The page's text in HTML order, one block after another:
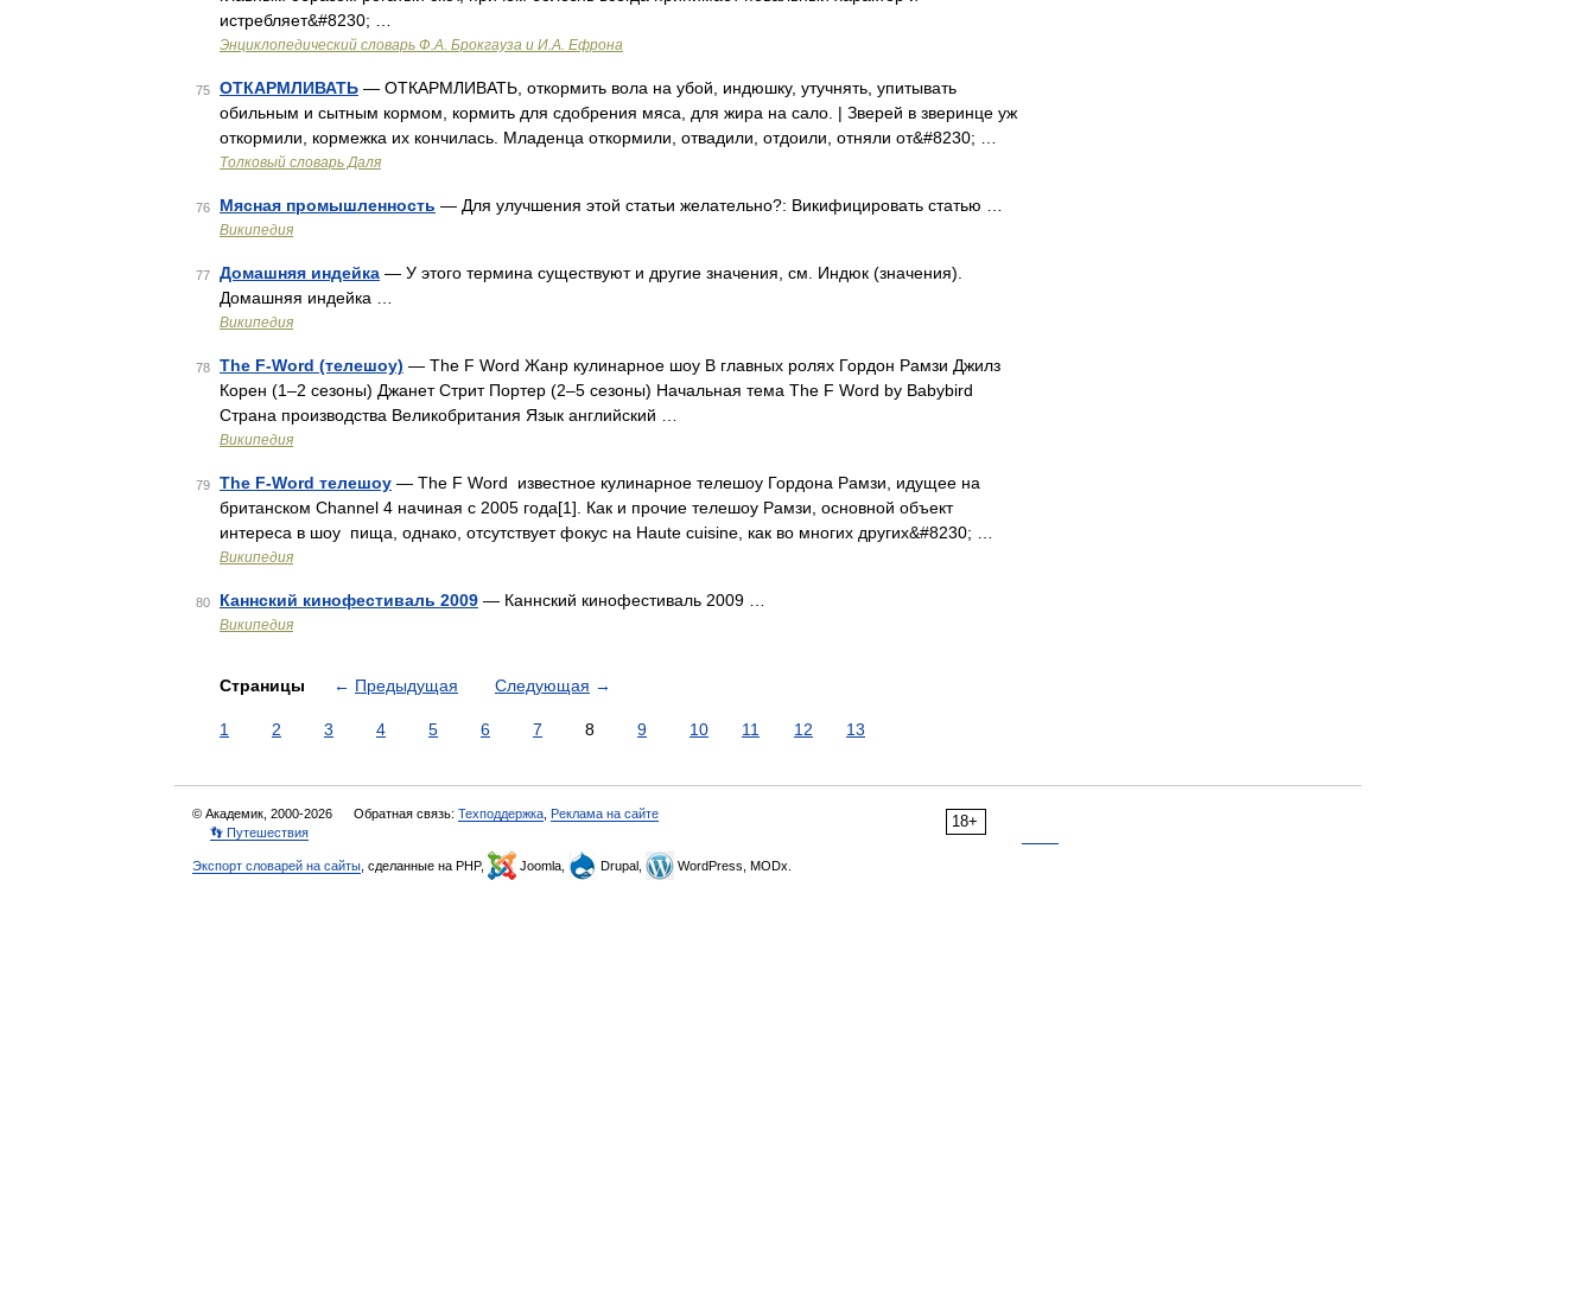
истребляет&#8230; …
Энциклопедический словарь Ф.А. Брокгауза и И.А. Ефрона
75 ОТКАРМЛИВАТЬ — ОТКАРМЛИВАТЬ, откормить вола на убой, индюшку, утучнять, упитывать
обильным и сытным кормом, кормить для сдобрения мяса, для жира на сало. | Зверей в зверинце уж
откормили, кормежка их кончилась. Младенца откормили, отвадили, отдоили, отняли от&#8230; …
Толковый словарь Даля
76 Мясная промышленность — Для улучшения этой статьи желательно?: Викифицировать статью …
Википедия
77 Домашняя индейка — У этого термина существуют и другие значения, см. Индюк (значения).
Домашняя индейка …
Википедия
78 The F-Word (телешоу) — The F Word Жанр кулинарное шоу В главных ролях Гордон Рамзи Джилз
Корен (1–2 сезоны) Джанет Стрит Портер (2–5 сезоны) Начальная тема The F Word by Babybird
Страна производства Великобритания Язык английский …
Википедия
79 The F-Word телешоу — The F Word известное кулинарное телешоу Гордона Рамзи, идущее на
британском Channel 4 начиная с 2005 года[1]. Как и прочие телешоу Рамзи, основной объект
интереса в шоу пища, однако, отсутствует фокус на Haute cuisine, как во многих других&#8230; …
Википедия
80 Каннский кинофестиваль 2009 — Каннский кинофестиваль 2009 …
Википедия
Страницы ← Предыдущая Следующая →
1 2 3 4 5 6 7 8 9 10 11 12 13
18+
© Академик, 2000-2026 Обратная связь: Техподдержка Реклама на сайте
👣 Путешествия
Экспорт словарей на сайты , сделанные на PHP, Joomla, Drupal, WordPress, MODx.